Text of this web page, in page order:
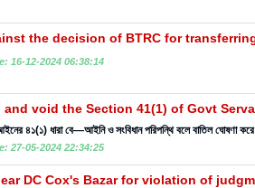
the decision of BTRC for
16-12-2024 06:38:14
and void the Section 41(1) of Govt
৪১(১) ধারা বে—আইনি ও সংবিধান পরিপন্থি বলে বাতিল ঘোষণা করে
27-05-2024 22:34:25
DC Cox's Bazar for violation of